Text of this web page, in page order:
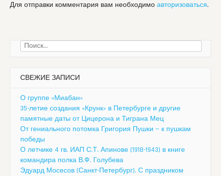
Для отправки комментария вам необходимо авторизоваться.
Найти:
СВЕЖИЕ ЗАПИСИ
О группе «Миабан»
35-летие создания «Крунк» в Петербурге и другие
памятные даты от Цицерона и Тиграна Мец
От гениального потомка Григория Пушки — к пушкам
победы
О летчике 4 гв. ИАП С.Т. Апинове (1918-1943) в книге
командира полка В.Ф. Голубева
Эдуард Мосесов (Санкт-Петербург). С праздником